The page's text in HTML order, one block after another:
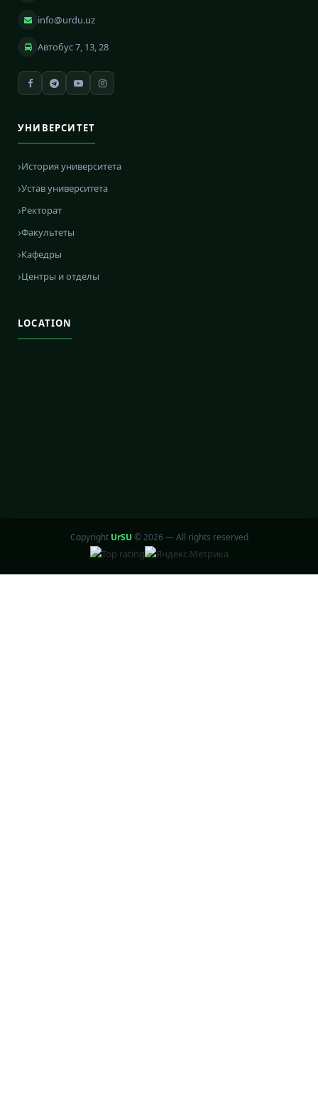
info@urdu.uz
Автобус 7, 13, 28
УНИВЕРСИТЕТ
История университета
Устав университета
Ректорат
Факультеты
Кафедры
Центры и отделы
LOCATION
Copyright UrSU ©2026 — All rights reserved